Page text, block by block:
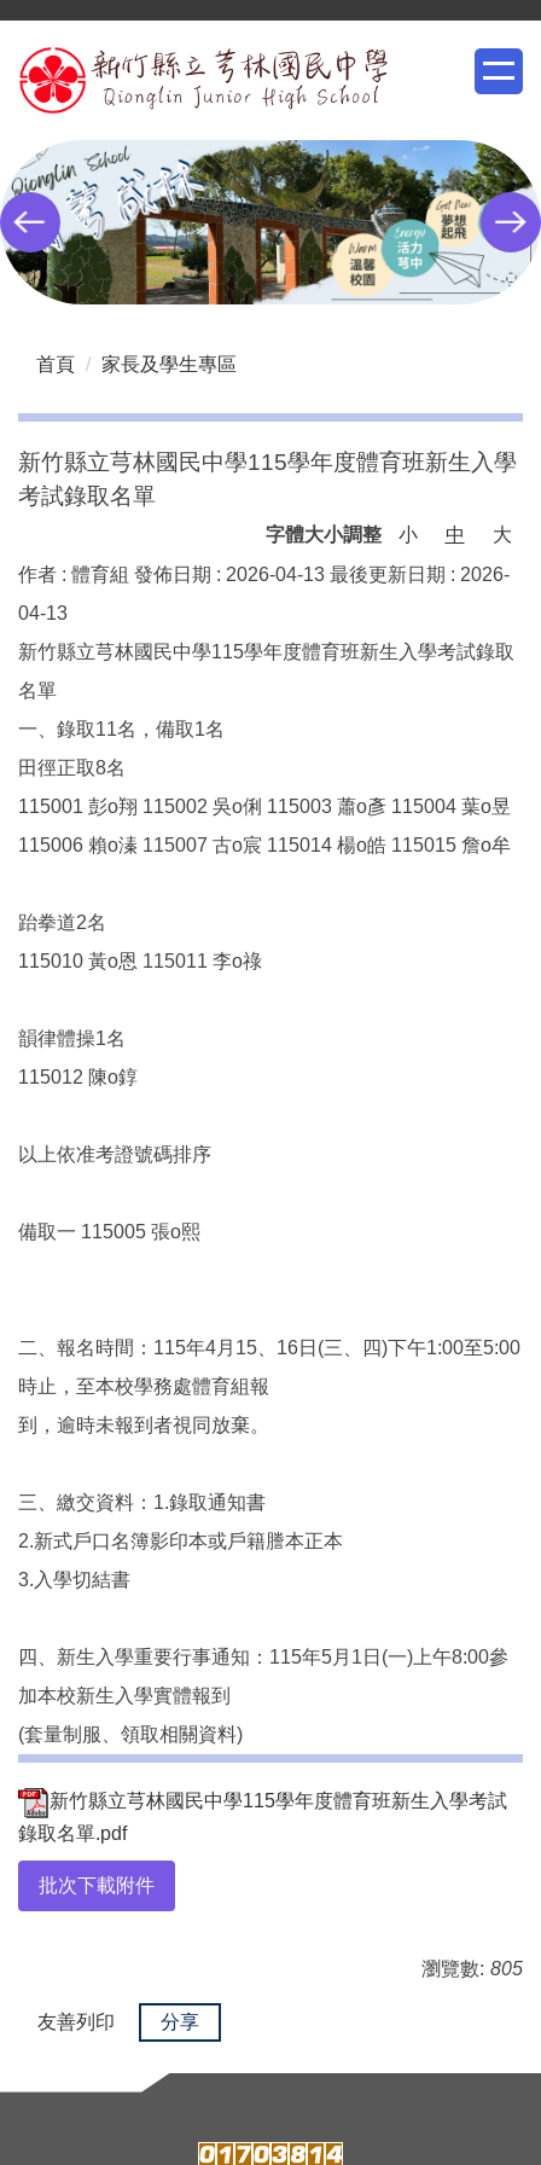
到
主
內
容
區
首頁 家長及學生專區
新竹縣立芎林國民中學115學年度體育班新生入學
考試錄取名單
字體大小調整 小 中
大
作者 : 體育組 發佈日期 : 2026-04-13 最後更新日期 : 2026-
04-13
新竹縣立芎林國民中學115學年度體育班新生入學考試錄取
名單
一、錄取11名，備取1名
田徑正取8名
115001 彭o翔 115002 吳o俐 115003 蕭o彥 115004 葉o昱
115006 賴o溱 115007 古o宸 115014 楊o皓 115015 詹o牟
跆拳道2名
115010 黃o恩 115011 李o祿
韻律體操1名
115012 陳o錞
以上依准考證號碼排序
備取一 115005 張o熙
二、報名時間：115年4月15、16日(三、四)下午1:00至5:00
時止，至本校學務處體育組報
到，逾時未報到者視同放棄。
三、繳交資料：1.錄取通知書
2.新式戶口名簿影印本或戶籍謄本正本
3.入學切結書
四、新生入學重要行事通知：115年5月1日(一)上午8:00參
加本校新生入學實體報到
(套量制服、領取相關資料)
新竹縣立芎林國民中學115學年度體育班新生入學考試
錄取名單.pdf
批次下載附件
瀏覽數: 805
友善列印 分享